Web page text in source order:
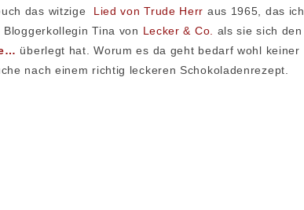
das witzige Lied von Trude Herr aus 1965, das ich
Tina von Lecker & Co.
als sie sich den
überlegt hat. Worum es da geht bedarf wohl keiner
nach einem richtig leckeren Schokoladenrezept.